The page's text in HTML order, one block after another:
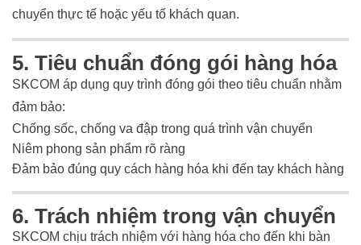
chuyển thực tế hoặc yếu tố khách quan.
5. Tiêu chuẩn đóng gói hàng hóa
SKCOM áp dụng quy trình đóng gói theo tiêu chuẩn nhằm
đảm bảo:
Chống sốc, chống va đập trong quá trình vận chuyển
Niêm phong sản phẩm rõ ràng
Đảm bảo đúng quy cách hàng hóa khi đến tay khách hàng
6. Trách nhiệm trong vận chuyển
SKCOM chịu trách nhiệm với hàng hóa cho đến khi bàn